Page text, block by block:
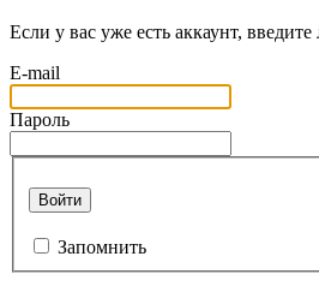
Если у вас уже есть аккаунт,
E-mail
Пароль
Войти
Запомнить